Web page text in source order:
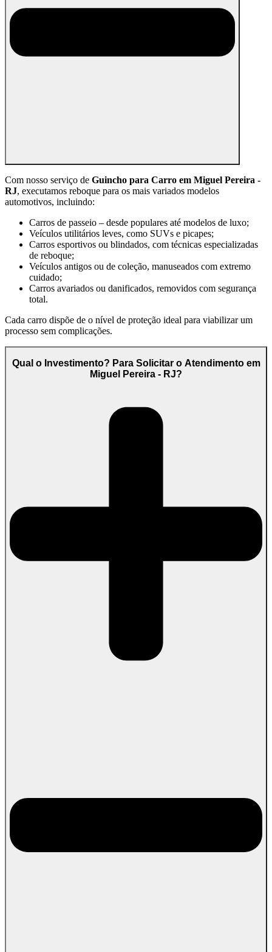
Com nosso serviço de Guincho para Carro em Miguel Pereira -
RJ, executamos reboque para os mais variados modelos
automotivos, incluindo:
Carros de passeio – desde populares até modelos de luxo;
Veículos utilitários leves, como SUVs e picapes;
Carros esportivos ou blindados, com técnicas especializadas
de reboque;
Veículos antigos ou de coleção, manuseados com extremo
cuidado;
Carros avariados ou danificados, removidos com segurança
total.
Cada carro dispõe de o nível de proteção ideal para viabilizar um
processo sem complicações.
Qual o Investimento? Para Solicitar o Atendimento em
Miguel Pereira - RJ?